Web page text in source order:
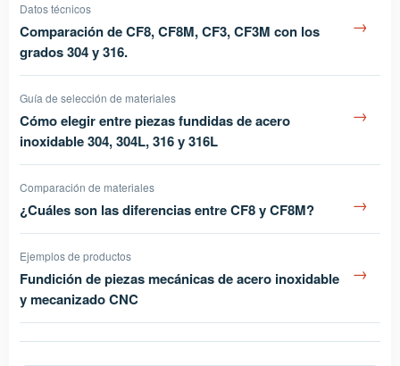
Datos técnicos
Comparación de CF8, CF8M, CF3, CF3M con los
grados 304 y 316.
→
Guía de selección de materiales
Cómo elegir entre piezas fundidas de acero
inoxidable 304, 304L, 316 y 316L
→
Comparación de materiales
¿Cuáles son las diferencias entre CF8 y CF8M? →
Ejemplos de productos
Fundición de piezas mecánicas de acero inoxidable
y mecanizado CNC
→